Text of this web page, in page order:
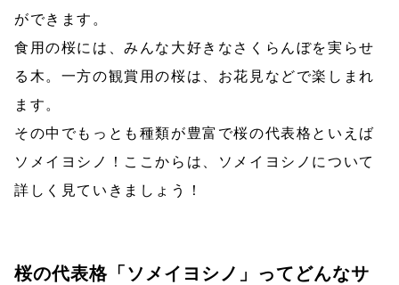
ができます。
食用の桜には、みんな大好きなさくらんぼを実らせ
る木。一方の観賞用の桜は、お花見などで楽しまれ
ます。
その中でもっとも種類が豊富で桜の代表格といえば
ソメイヨシノ！ここからは、ソメイヨシノについて
詳しく見ていきましょう！
桜の代表格「ソメイヨシノ」ってどんなサ